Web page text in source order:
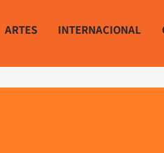
ARTES INTERNACIONAL